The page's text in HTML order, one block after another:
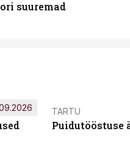
suuremad
TARTU
Puidutööstuse